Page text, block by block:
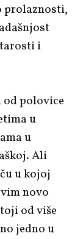
prolaznosti,
i
od polovice
u
u
Ali
u kojoj
novo
od više
jedno u